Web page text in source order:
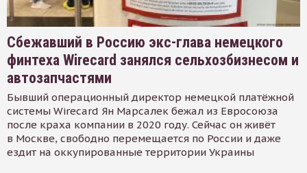
Сбежавший в Россию экс-глава немецкого
финтеха Wirecard занялся сельхозбизнесом и
автозапчастями
Бывший операционный директор немецкой платёжной
системы Wirecard Ян Марсалек бежал из Евросоюза
после краха компании в 2020 году. Сейчас он живёт
в Москве, свободно перемещается по России и даже
ездит на оккупированные территории Украины